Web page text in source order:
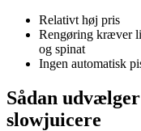
Relativt høj pris
Rengøring kræver
og spinat
Ingen automatisk
Sådan
slowjuicere